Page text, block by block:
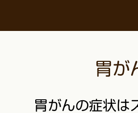
胃が
胃がんの症状は